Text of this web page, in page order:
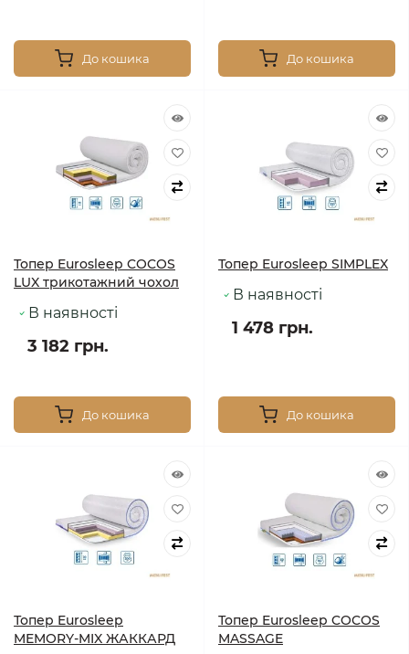
До кошика До кошика
Топер Eurosleep COCOS
LUX трикотажний чохол
В наявності
3 182 грн.
До кошика
Топер Eurosleep SIMPLEX
В наявності
1 478 грн.
До кошика
Топер Eurosleep
MEMORY-MIX ЖАККАРД
Топер Eurosleep COCOS
MASSAGE